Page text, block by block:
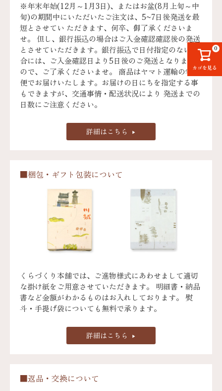
カゴを見る
0
※年末年始(12月～1月3日)、またはお盆(8月上旬～中
旬)の期間中にいただいたご注文は、5~7日後発送を最
短とさせてい ただきます、何卒、御了承くださいま
せ。 但し、銀行振込の場合はご入金確認確認後の発送
とさせていただきます。銀行振込で日付指定のない場
合には、ご入金確認日より5日後のご発送となります
ので、ご了承くださいませ。 商品はヤマト運輸の宅急
便でお届けいたします。お届けの日にちを指定する事
もできますが、交通事情・配送状況により 発送までの
日数にご注意ください。
詳細はこちら
■梱包・ギフト包装について
くらづくり本舗では、ご進物様式にあわせまして適切
な掛け紙をご用意させていただきます。 明細書・納品
書など金額がわかるものはお入れしております。 熨
斗・手提げ袋についても無料で承ります。
詳細はこちら
■返品・交換について